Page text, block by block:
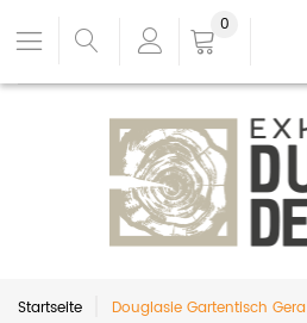
0
Startseite Douglasie Gartentisch Gera